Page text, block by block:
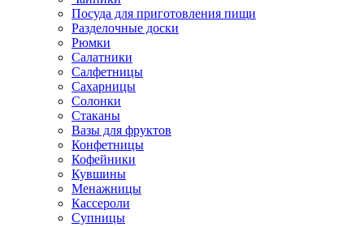
Посуда для приготовления пищи
Разделочные доски
Рюмки
Салатники
Салфетницы
Сахарницы
Солонки
Стаканы
Вазы для фруктов
Конфетницы
Кофейники
Кувшины
Менажницы
Кассероли
Супницы